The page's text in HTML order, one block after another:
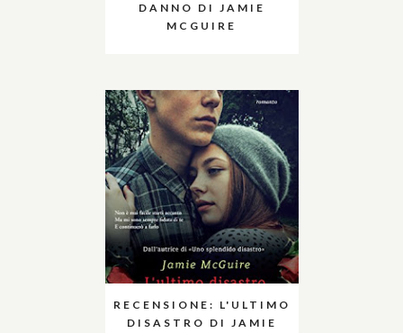
DANNO DI JAMIE
MCGUIRE
RECENSIONE: L'ULTIMO
DISASTRO DI JAMIE